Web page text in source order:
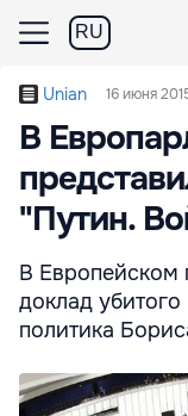
RU
Unian 16 июня
В
"Путин.
В Европейском
доклад
политика